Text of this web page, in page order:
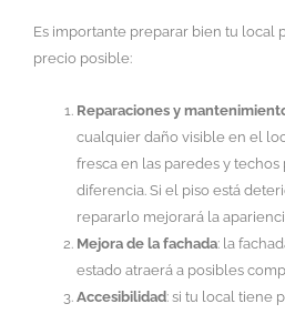
Es importante preparar bien tu local
precio posible:
Reparaciones y
cualquier daño visible en el
fresca en las paredes y
diferencia. Si el piso está
repararlo mejorará la
Mejora de la fachada: la
estado atraerá a posibles
Accesibilidad: si tu local tiene